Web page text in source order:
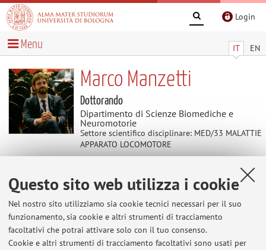
Questo sito web utilizza i cookie
Nel nostro sito utilizziamo sia cookie tecnici necessari per il suo
funzionamento, sia cookie e altri strumenti di tracciamento
facoltativi che potrai attivare solo con il tuo consenso.
Cookie e altri strumenti di tracciamento facoltativi sono usati per
Login
IT EN
Menu
Marco Manzetti
Dottorando
Dipartimento di Scienze Biomediche e
Neuromotorie
Settore scientifico disciplinare: MED/33 MALATTIE
APPARATO LOCOMOTORE
Contenuti utili
Al momento non sono presenti contenuti.